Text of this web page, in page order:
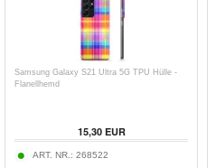
Samsung Galaxy S21 Ultra 5G TPU Hülle -
Flanellhemd
15,30EUR
ART. NR.: 268522